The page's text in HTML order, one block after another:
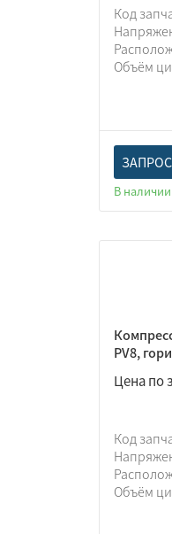
Код
Объём
В наличии
PV8,
Цена по
Код
Объём